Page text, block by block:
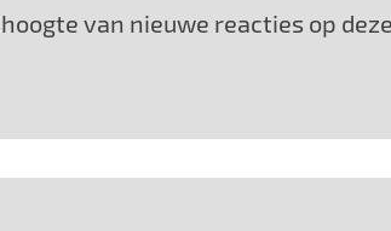
van nieuwe reacties op